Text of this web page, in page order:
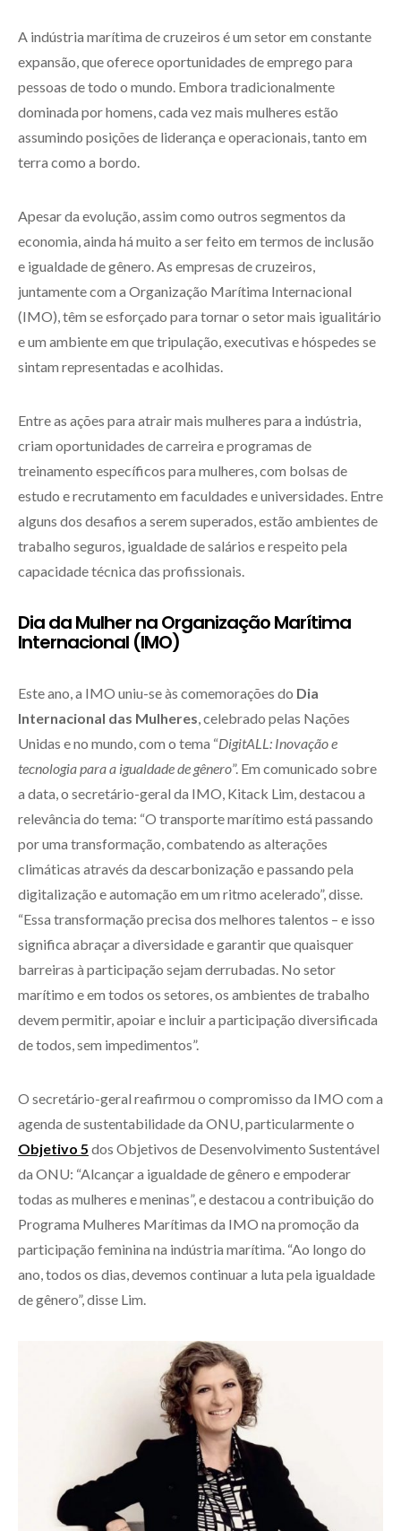
A indústria marítima de cruzeiros é um setor em constante
expansão, que oferece oportunidades de emprego para
pessoas de todo o mundo. Embora tradicionalmente
dominada por homens, cada vez mais mulheres estão
assumindo posições de liderança e operacionais, tanto em
terra como a bordo.
Apesar da evolução, assim como outros segmentos da
economia, ainda há muito a ser feito em termos de inclusão
e igualdade de gênero. As empresas de cruzeiros,
juntamente com a Organização Marítima Internacional
(IMO), têm se esforçado para tornar o setor mais igualitário
e um ambiente em que tripulação, executivas e hóspedes se
sintam representadas e acolhidas.
Entre as ações para atrair mais mulheres para a indústria,
criam oportunidades de carreira e programas de
treinamento específicos para mulheres, com bolsas de
estudo e recrutamento em faculdades e universidades. Entre
alguns dos desafios a serem superados, estão ambientes de
trabalho seguros, igualdade de salários e respeito pela
capacidade técnica das profissionais.
Dia da Mulher na Organização Marítima
Internacional (IMO)
Este ano, a IMO uniu-se às comemorações do Dia
Internacional das Mulheres , celebrado pelas Nações
Unidas e no mundo, com o tema “DigitALL: Inovação e
tecnologia para a igualdade de gênero”. Em comunicado sobre
a data, o secretário-geral da IMO, Kitack Lim, destacou a
relevância do tema: “O transporte marítimo está passando
por uma transformação, combatendo as alterações
climáticas através da descarbonização e passando pela
digitalização e automação em um ritmo acelerado”, disse.
“Essa transformação precisa dos melhores talentos – e isso
significa abraçar a diversidade e garantir que quaisquer
barreiras à participação sejam derrubadas. No setor
marítimo e em todos os setores, os ambientes de trabalho
devem permitir, apoiar e incluir a participação diversificada
de todos, sem impedimentos”.
O secretário-geral reafirmou o compromisso da IMO com a
agenda de sustentabilidade da ONU, particularmente o
Objetivo 5 dos Objetivos de Desenvolvimento Sustentável
da ONU: “Alcançar a igualdade de gênero e empoderar
todas as mulheres e meninas”, e destacou a contribuição do
Programa Mulheres Marítimas da IMO na promoção da
participação feminina na indústria marítima. “Ao longo do
ano, todos os dias, devemos continuar a luta pela igualdade
de gênero”, disse Lim.